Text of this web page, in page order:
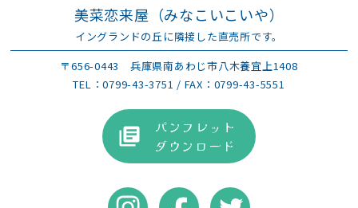
美菜恋来屋（みなこいこいや）
イングランドの丘に隣接した直売所です。
〒656-0443 兵庫県南あわじ市八木養宜上1408
TEL：0799-43-3751 / FAX：0799-43-5551
パンフレット
ダウンロード